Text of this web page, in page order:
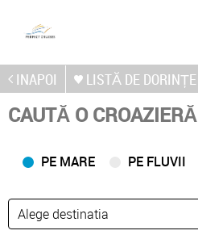
INAPOI LISTĂ DE DORINȚE
CAUTĂ O CROAZIERĂ
PE MARE PE FLUVII